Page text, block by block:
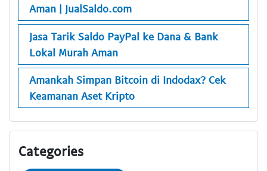
Aman | JualSaldo.com
Jasa Tarik Saldo PayPal ke Dana & Bank
Lokal Murah Aman
Amankah Simpan Bitcoin di Indodax? Cek
Keamanan Aset Kripto
Categories